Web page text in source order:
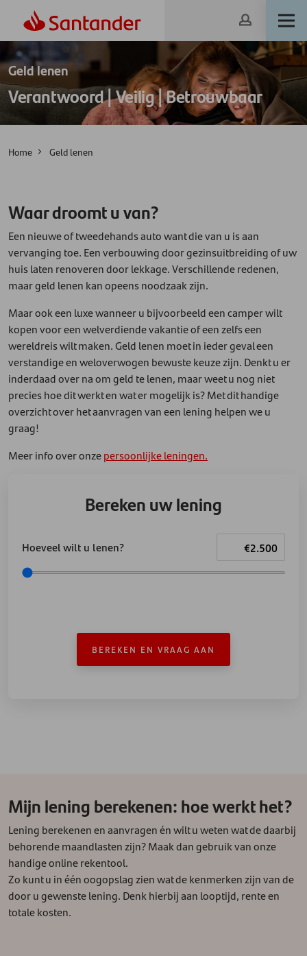
Geld lenen
Verantwoord | Veilig | Betrouwbaar
Home Geld lenen
Waar droomt u van?
Een nieuwe of tweedehands auto want die van u is aan
vervanging toe. Een verbouwing door gezinsuitbreiding of uw
huis laten renoveren door lekkage. Verschillende redenen,
maar geld lenen kan opeens noodzaak zijn.
Maar ook een luxe wanneer u bijvoorbeeld een camper wilt
kopen voor een welverdiende vakantie of een zelfs een
wereldreis wilt maken. Geld lenen moet in ieder geval een
verstandige en weloverwogen bewuste keuze zijn. Denkt u er
inderdaad over na om geld te lenen, maar weet u nog niet
precies hoe dit werkt en wat er mogelijk is? Met dit handige
overzicht over het aanvragen van een lening helpen we u
graag!
Meer info over onzepersoonlijke leningen.
Bereken uw lening
Hoeveel wilt u lenen?
BEREKEN EN VRAAG AAN
Mijn lening berekenen: hoe werkt het?
Lening berekenen en aanvragen én wilt u weten wat de daarbij
behorende maandlasten zijn? Maak dan gebruik van onze
handige online rekentool.
Zo kunt u in één oogopslag zien wat de kenmerken zijn van de
door u gewenste lening. Denk hierbij aan looptijd, rente en
totale kosten.